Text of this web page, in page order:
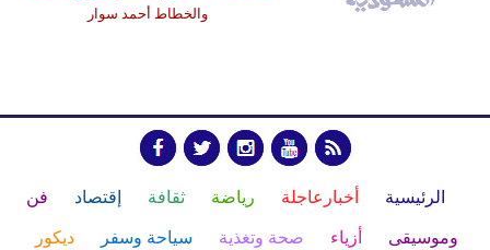
والخطاط أحمد سوار
الرئيسية أخبارعاجلة رياضة ثقافة إقتصاد فن
وموسيقى أزياء صحة وتغذية سياحة وسفر ديكور